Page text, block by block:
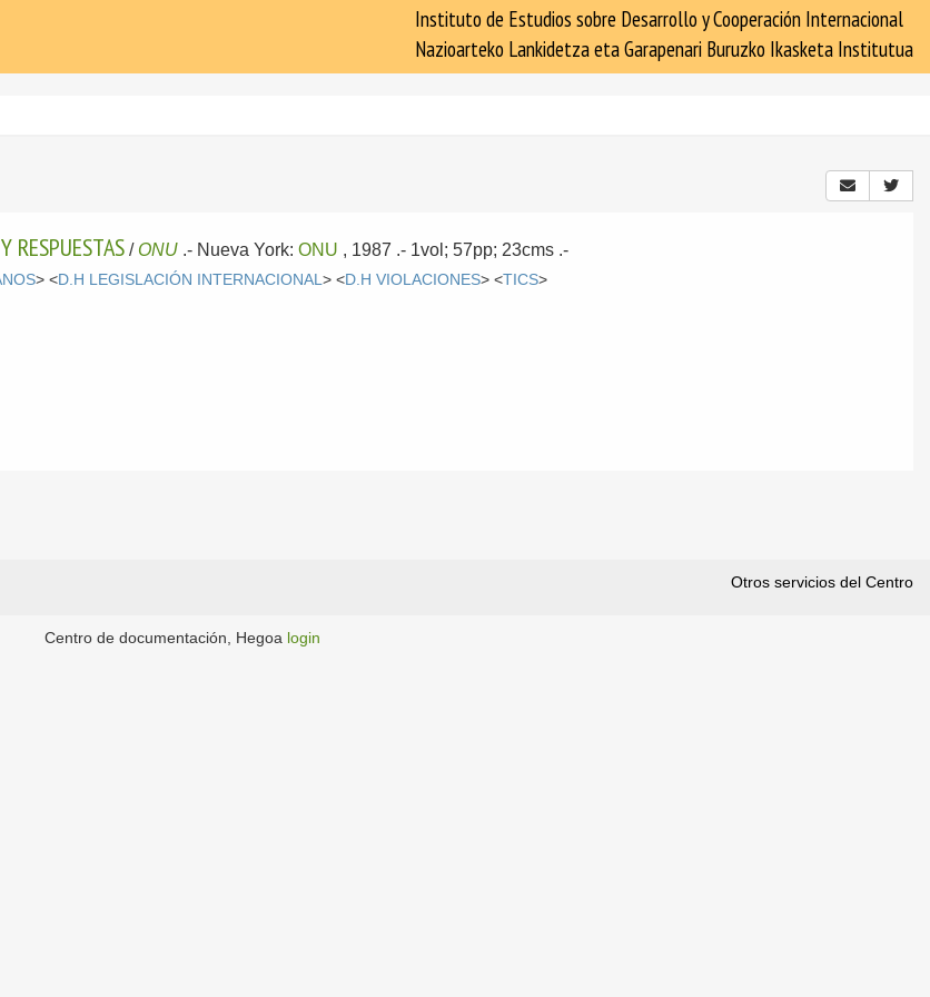
Instituto de Estudios sobre Desarrollo y Cooperación Internacional
Nazioarteko Lankidetza eta Garapenari Buruzko Ikasketa Institutua
RESPUESTAS / ONU .- Nueva York:ONU , 1987 .- 1vol; 57pp; 23cms .-
> <D.H LEGISLACIÓN INTERNACIONAL> <D.H VIOLACIONES> <TICS>
Otros servicios del Centro
Centro de documentación, Hegoa login